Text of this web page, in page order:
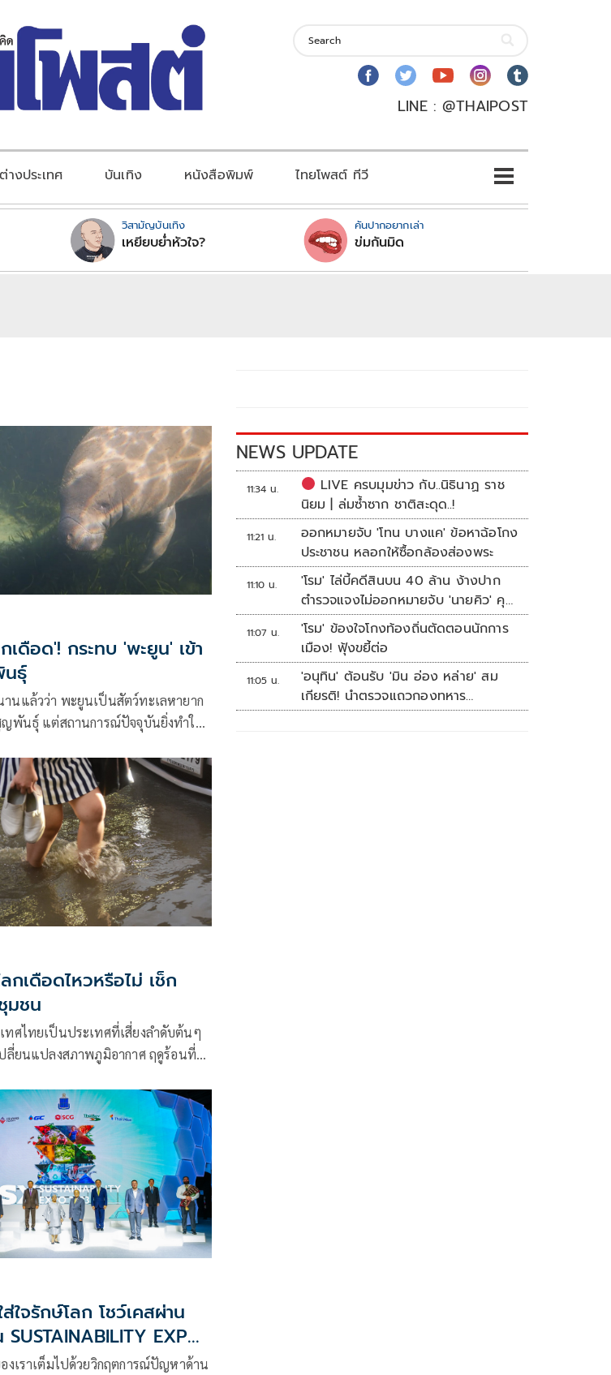
LINE : @THAIPOST
ต่างประเทศ บันเทิง หนังสือพิมพ์ ไทยโพสต์ ทีวี
วิสามัญบันเทิง
เหยียบย่ำหัวใจ?
คันปากอยากเล่า
ข่มกันมิด
เดือด'! กระทบ 'พะยูน' เข้า
ธุ์
นแล้วว่า พะยูนเป็นสัตว์ทะเลหายาก
ญพันธุ์ แต่สถานการณ์ปัจจุบันยิ่งทำให้
กเดือดไหวหรือไม่ เช็ก
มชน
ทศไทยเป็นประเทศที่เสี่ยงลำดับต้นๆ
ปลี่ยนแปลงสภาพภูมิอากาศ ฤดูร้อนที่
ายพื้นทื่เจอกับภาวะร้อนและแล้งยาว
ดูฝน เจอฝนถล่มหนักระยะสั้นๆ ทำให้
ใจรักษ์โลก โชว์เคสผ่าน
EXPO
- 6 ต.ค.67
งเราเต็มไปด้วยวิกฤตการณ์ปัญหาด้าน
NEWS UPDATE
11:34 น.
LIVE ครบมุมข่าว กับ..นิธินาฏ ราช
นิยม | ล่มซ้ำซาก ชาติสะดุด..!
11:21 น.
ออกหมายจับ 'โทน บางแค' ข้อหาฉ้อโกง
ประชาชน หลอกให้ซื้อกล้องส่องพระ
11:10 น.
'โรม' ไล่บี้คดีสินบน 40 ล้าน ง้างปาก
ตำรวจแจงไม่ออกหมายจับ 'นายคิว' คุม
เว็บพนัน
11:07 น.
'โรม' ข้องใจโกงท้องถิ่นตัดตอนนักการ
เมือง! ฟุ้งขยี้ต่อ
11:05 น.
'อนุทิน' ต้อนรับ 'มิน อ่อง หล่าย' สม
เกียรติ! นำตรวจแถวกองทหาร
เกียรติยศ